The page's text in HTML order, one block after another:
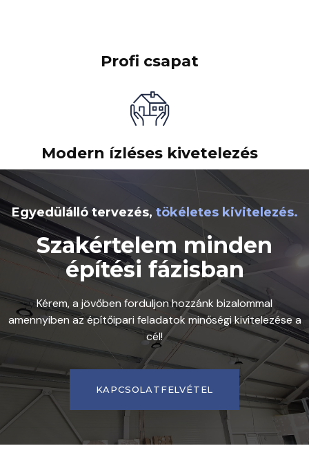
Profi csapat
Modern ízléses kivetelezés
Egyedülálló tervezés, tökéletes kivitelezés.
Szakértelem minden
építési fázisban
Kérem, a jövőben forduljon hozzánk bizalommal
amennyiben az építőipari feladatok minőségi kivitelezése a
cél!
KAPCSOLATFELVÉTEL